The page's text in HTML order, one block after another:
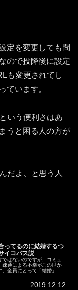
定を変更しても問
ので投降後に設定
も変更されてし
ています。
いう便利さはあ
うと困る人の方が
だよ、と思う人
ってるのに結婚するつ
イコパス説
はないのですが、コミュ
疎通による不幸がこの世か
全員にとって「結婚」
2019.12.12